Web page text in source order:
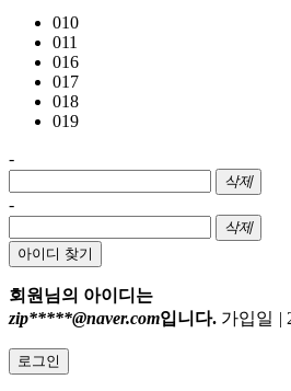
010
011
016
017
018
019
-
삭제
-
삭제
아이디 찾기
회원님의 아이디는
zip*****@naver.com입니다. 가입일 |
로그인